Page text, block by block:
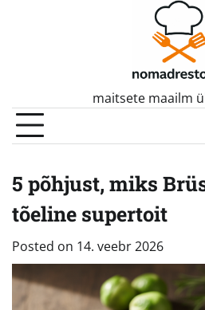
maitsete maailm
5 põhjust, miks
tõeline supertoit
Posted on 14. veebr 2026